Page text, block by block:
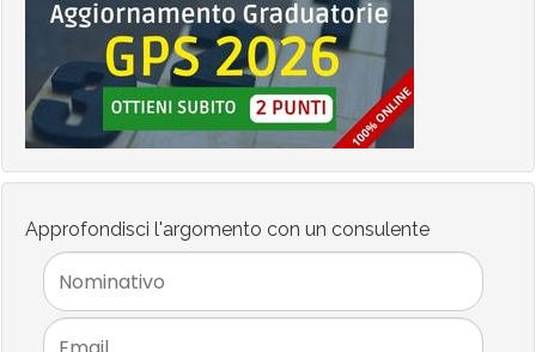
Approfondisci l'argomento con un consulente